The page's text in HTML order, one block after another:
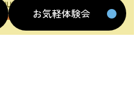
お気軽体験会